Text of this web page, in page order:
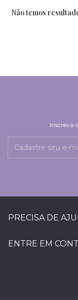
Não temos
Inscreva-
PRECISA DE
ENTRE EM